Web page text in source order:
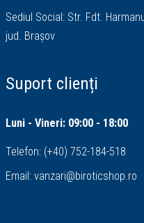
Sediul Social: Str. Fdt.
jud. Brașov
Suport clienți
Luni - Vineri: 09:00 - 18:00
Telefon: (+40) 752-184-518
Email: vanzari@biroticshop.ro